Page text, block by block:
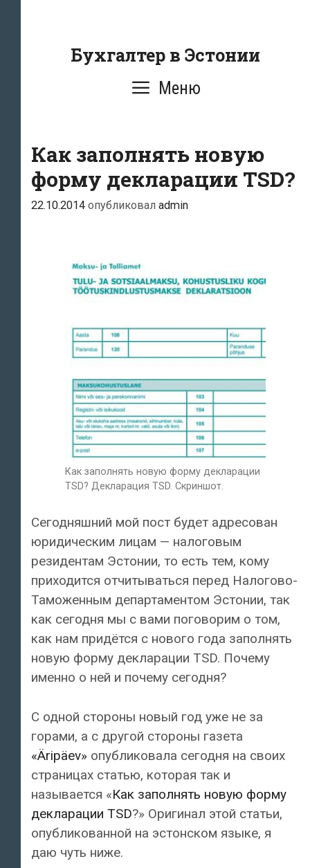
содержаниюБухгалтер в Эстонии
Меню
Как заполнять новую
форму декларации TSD?
22.10.2014 опубликовал admin
Как заполнять новую форму декларации
TSD? Декларация TSD. Скриншот.
Сегодняшний мой пост будет адресован
юридическим лицам — налоговым
резидентам Эстонии, то есть тем, кому
приходится отчитываться перед Налогово-
Таможенным департаментом Эстонии, так
как сегодня мы с вами поговорим о том,
как нам придётся с нового года заполнять
новую форму декларации TSD. Почему
именно о ней и почему сегодня?
С одной стороны новый год уже не за
горами, а с другой стороны газета
«Äripäev» опубликовала сегодня на своих
страницах статью, которая так и
называется «Как заполнять новую форму
декларации TSD?» Оригинал этой статьи,
опубликованной на эстонском языке, я
даю чуть ниже.